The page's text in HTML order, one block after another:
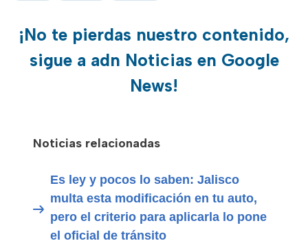
¡No te pierdas nuestro contenido,
sigue a adn Noticias en Google
News!
Noticias relacionadas
Es ley y pocos lo saben: Jalisco
multa esta modificación en tu auto,
pero el criterio para aplicarla lo pone
el oficial de tránsito